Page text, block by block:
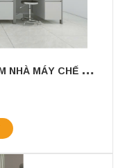
T
HIẾT KẾ PHÒNG THÍ NGHIỆM NHÀ MÁY CHẾ BIẾN CÀ PHÊ - ĐẢM BẢO HIỆU SUẤT & CHẤT LƯỢNG SẢN XUẤT